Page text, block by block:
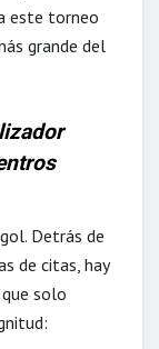
este torneo
grande del
Detrás de
de citas, hay
solo